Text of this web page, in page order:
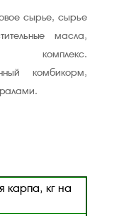
сырье, сырье
масла,
комплекс.
комбикорм,
карпа, кг на